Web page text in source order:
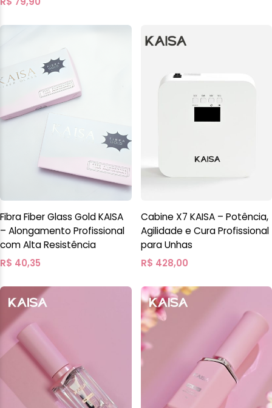
Fibra Fiber Glass Gold KAISA
– Alongamento Profissional
com Alta Resistência
R$ 40,35
Cabine X7 KAISA – Potência,
Agilidade e Cura Profissional
para Unhas
R$ 428,00